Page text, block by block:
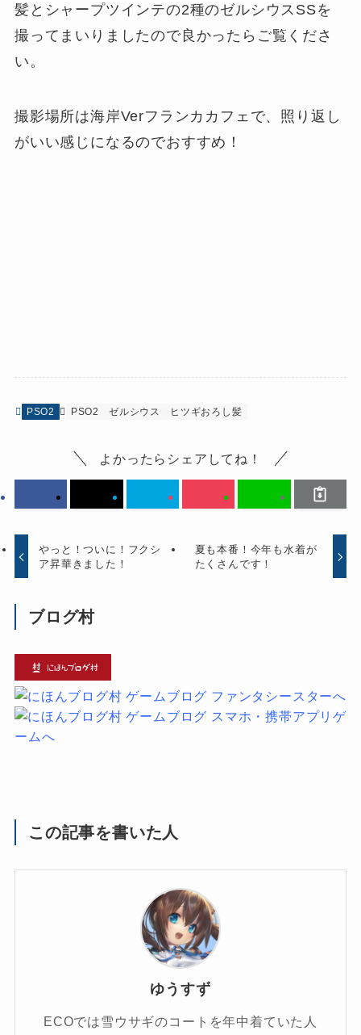
髪とシャープツインテの2種のゼルシウスSSを
撮ってまいりましたので良かったらご覧くださ
い。
撮影場所は海岸Verフランカカフェで、照り返し
がいい感じになるのでおすすめ！
PSO2 PSO2 ゼルシウス ヒツギおろし髪
よかったらシェアしてね！
やっと！ついに！フクシ
ア昇華きました！
夏も本番！今年も水着が
たくさんです！
ブログ村
この記事を書いた人
ゆうすず
ECOでは雪ウサギのコートを年中着ていた人